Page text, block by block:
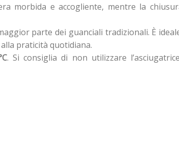
morbida e accogliente, mentre la
parte dei guanciali tradizionali. È
praticità quotidiana.
. Si consiglia di non utilizzare